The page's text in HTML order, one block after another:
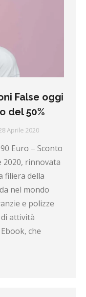
False oggi
del 50%
Aprile 2020
Euro – Sconto
2020, rinnovata
filiera della
nel mondo
e polizze
attività
che